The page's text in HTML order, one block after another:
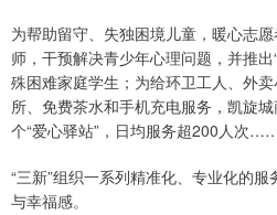
为帮助留守、失独困境儿童，暖心志
师，干预解决青少年心理问题，并推
殊困难家庭学生；为给环卫工人、外
所、免费茶水和手机充电服务，凯旋
个“爱心驿站”，日均服务超200人次
“三新”组织一系列精准化、专业化的
与幸福感。